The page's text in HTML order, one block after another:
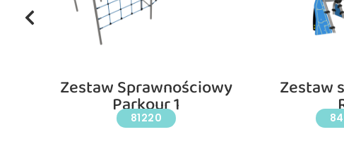
Zestaw Sprawnościowy
Parkour 1
81220
Zestaw